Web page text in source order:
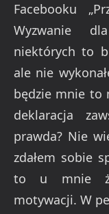
Facebooku
Wyzwanie
niektórych to
ale nie
będzie mnie to
deklaracja
prawda? Nie
zdałem sobie
to u mnie
motywacji. W